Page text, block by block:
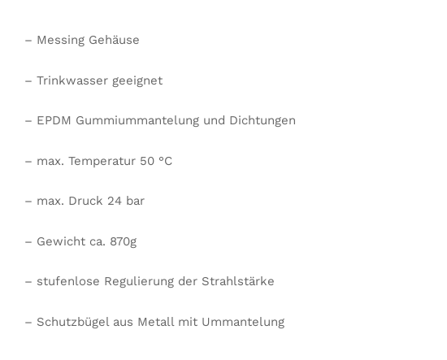
– Messing Gehäuse
– Trinkwasser geeignet
– EPDM Gummiummantelung und Dichtungen
– max. Temperatur 50 °C
– max. Druck 24 bar
– Gewicht ca. 870g
– stufenlose Regulierung der Strahlstärke
– Schutzbügel aus Metall mit Ummantelung